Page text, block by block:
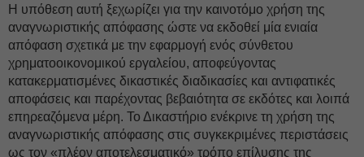
Η υπόθεση αυτή ξεχωρίζει για την καινοτόμο χρήση της
αναγνωριστικής απόφασης ώστε να εκδοθεί μία ενιαία
απόφαση σχετικά με την εφαρμογή ενός σύνθετου
χρηματοοικονομικού εργαλείου, αποφεύγοντας
κατακερματισμένες δικαστικές διαδικασίες και αντιφατικές
αποφάσεις και παρέχοντας βεβαιότητα σε εκδότες και λοιπά
επηρεαζόμενα μέρη. Το Δικαστήριο ενέκρινε τη χρήση της
αναγνωριστικής απόφασης στις συγκεκριμένες περιστάσεις
ως τον «πλέον αποτελεσματικό» τρόπο επίλυσης της